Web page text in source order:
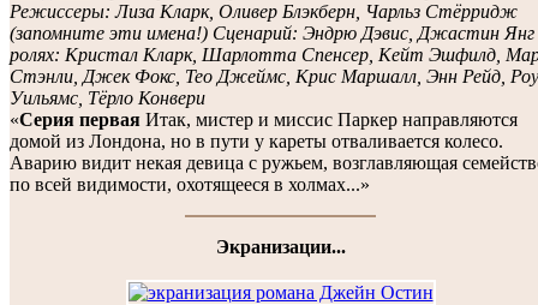
Режиссеры: Лиза Кларк, Оливер Блэкберн, Чарльз Стёрридж
(запомните эти имена!) Сценарий: Эндрю Дэвис, Джастин
ролях: Кристал Кларк, Шарлотта Спенсер, Кейт Эшфилд,
Стэнли, Джек Фокс, Тео Джеймс, Крис Маршалл, Энн Рейд,
Уильямс, Тёрло Конвери
«Серия первая Итак, мистер и миссис Паркер направляются
домой из Лондона, но в пути у кареты отваливается колесо.
Аварию видит некая девица с ружьем, возглавляющая
по всей видимости, охотящееся в холмах...»
Экранизации...